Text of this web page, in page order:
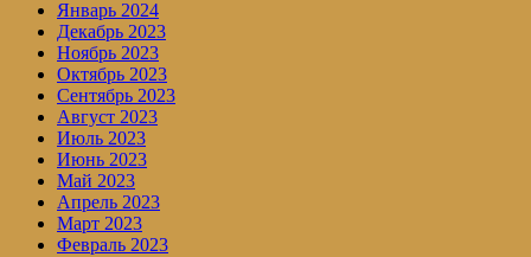
Январь 2024
Декабрь 2023
Ноябрь 2023
Октябрь 2023
Сентябрь 2023
Август 2023
Июль 2023
Июнь 2023
Май 2023
Апрель 2023
Март 2023
Февраль 2023